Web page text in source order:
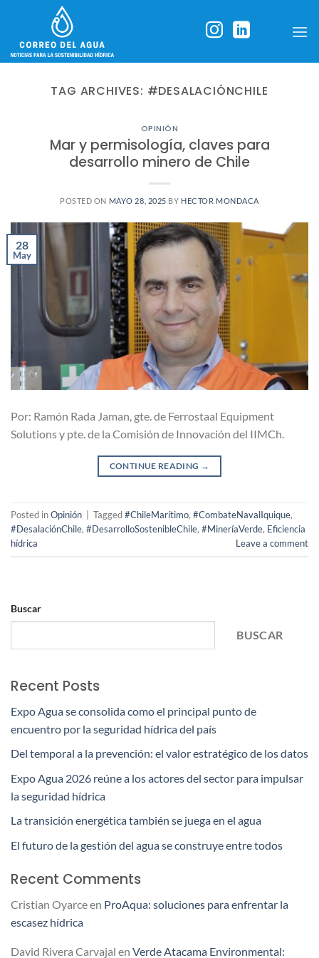
content
TAG ARCHIVES: #DESALACIÓNCHILE
OPINIÓN
Mar y permisología, claves para
desarrollo minero de Chile
POSTED ON MAYO 28, 2025 BY HECTOR MONDACA
28
May
Por: Ramón Rada Jaman, gte. de Ferrostaal Equipment
Solutions y pte. de la Comisión de Innovación del IIMCh.
CONTINUE READING →
Posted inOpinión Tagged#ChileMarítimo, #CombateNavalIquique,
#DesalaciónChile, #DesarrolloSostenibleChile, #MineríaVerde, Eficiencia
hídrica
Leave a comment
Buscar
BUSCAR
Recent Posts
Expo Agua se consolida como el principal punto de
encuentro por la seguridad hídrica del país
Del temporal a la prevención: el valor estratégico de los datos
Expo Agua 2026 reúne a los actores del sector para impulsar
la seguridad hídrica
La transición energética también se juega en el agua
El futuro de la gestión del agua se construye entre todos
Recent Comments
Cristian Oyarceen ProAqua: soluciones para enfrentar la
escasez hídrica
David Rivera Carvajal en Verde Atacama Environmental: